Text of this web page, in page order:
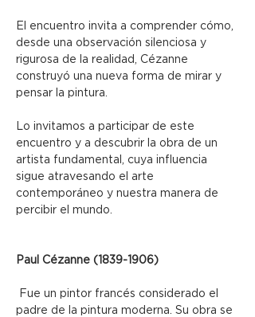
El encuentro invita a comprender cómo,
desde una observación silenciosa y
rigurosa de la realidad, Cézanne
construyó una nueva forma de mirar y
pensar la pintura.
Lo invitamos a participar de este
encuentro y a descubrir la obra de un
artista fundamental, cuya influencia
sigue atravesando el arte
contemporáneo y nuestra manera de
percibir el mundo.
Paul Cézanne (1839-1906)
padre de la pintura moderna. Su obra se